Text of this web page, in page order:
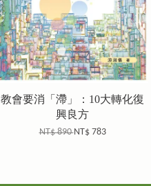
教會要消「滯」：10大轉化復
興良方
NT$ 890NT$ 783